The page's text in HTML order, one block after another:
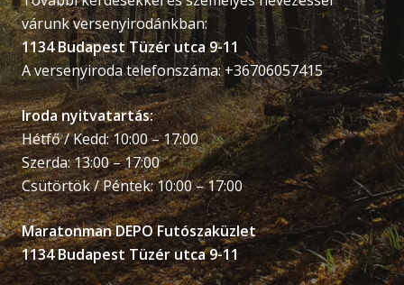
várunk versenyirodánkban:
1134 Budapest Tüzér utca 9-11
A versenyiroda telefonszáma: +36706057415
Iroda nyitvatartás:
Hétfő / Kedd: 10:00 – 17:00
Szerda: 13:00 – 17:00
Csütörtök / Péntek: 10:00 – 17:00
Maratonman DEPO Futószaküzlet
1134 Budapest Tüzér utca 9-11